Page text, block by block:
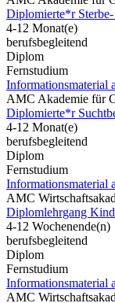
Diplomierte*r
4-12 Monat(e)
berufsbegleitend
Diplom
Fernstudium
Informationsmaterial
AMC Akademie für
Diplomierte*r
4-12 Monat(e)
berufsbegleitend
Diplom
Fernstudium
Informationsmaterial
AMC
Diplomlehrgang
4-12 Wochenende(n)
berufsbegleitend
Diplom
Fernstudium
Informationsmaterial
AMC